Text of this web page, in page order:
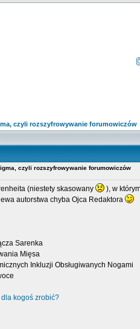
czyli rozszyfrowywanie forumowiczów
czyli rozszyfrowywanie forumowiczów
(niestety skasowany ), w
autorstwa chyba Ojca Redaktora
Sarenka
Mięsa
Inkluzji Obsługiwanych Nogami
kogoś zrobić?